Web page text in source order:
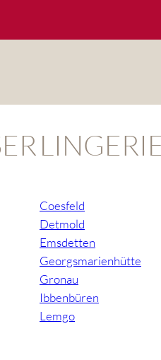
Coesfeld
Detmold
Emsdetten
Georgsmarienhütte
Gronau
Ibbenbüren
Lemgo